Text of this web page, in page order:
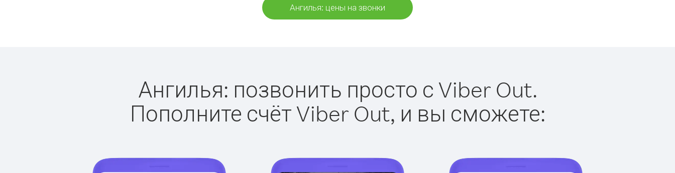
Ангилья: цены на звонки
Ангилья: позвонить просто с Viber Out.
Пополните счёт Viber Out, и вы сможете: